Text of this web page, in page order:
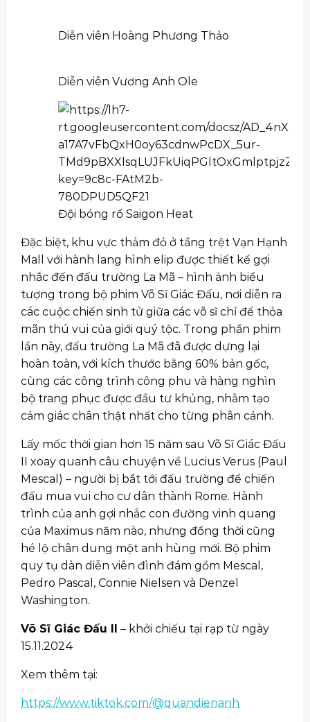
Diễn viên Hoàng Phương Thảo
Diễn viên Vương Anh Ole
Đội bóng rổ Saigon Heat
Đặc biệt, khu vực thảm đỏ ở tầng trệt Vạn Hạnh
Mall với hành lang hình elip được thiết kế gợi
nhắc đến đấu trường La Mã – hình ảnh biểu
tượng trong bộ phim Võ Sĩ Giác Đấu, nơi diễn ra
các cuộc chiến sinh tử giữa các võ sĩ chỉ để thỏa
mãn thú vui của giới quý tộc. Trong phần phim
lần này, đấu trường La Mã đã được dựng lại
hoàn toàn, với kích thước bằng 60% bản gốc,
cùng các công trình công phu và hàng nghìn
bộ trang phục được đầu tư khủng, nhằm tạo
cảm giác chân thật nhất cho từng phân cảnh.
Lấy mốc thời gian hơn 15 năm sau Võ Sĩ Giác Đấu
II xoay quanh câu chuyện về Lucius Verus (Paul
Mescal) – người bị bắt tới đấu trường để chiến
đấu mua vui cho cư dân thành Rome. Hành
trình của anh gợi nhắc con đường vinh quang
của Maximus năm nào, nhưng đồng thời cũng
hé lộ chân dung một anh hùng mới. Bộ phim
quy tụ dàn diễn viên đình đám gồm Mescal,
Pedro Pascal, Connie Nielsen và Denzel
Washington.
Võ Sĩ Giác Đấu II – khởi chiếu tại rạp từ ngày
15.11.2024
Xem thêm tại:
https://www.tiktok.com/@quandienanh